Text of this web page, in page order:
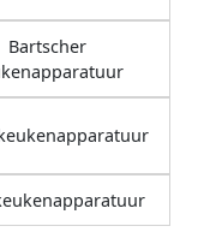
Bartscher